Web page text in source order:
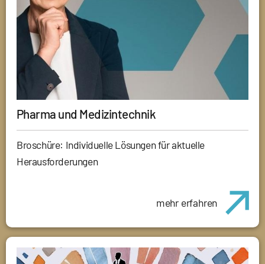
Pharma und Medizintechnik
Broschüre: Individuelle Lösungen für aktuelle
Herausforderungen
mehr erfahren